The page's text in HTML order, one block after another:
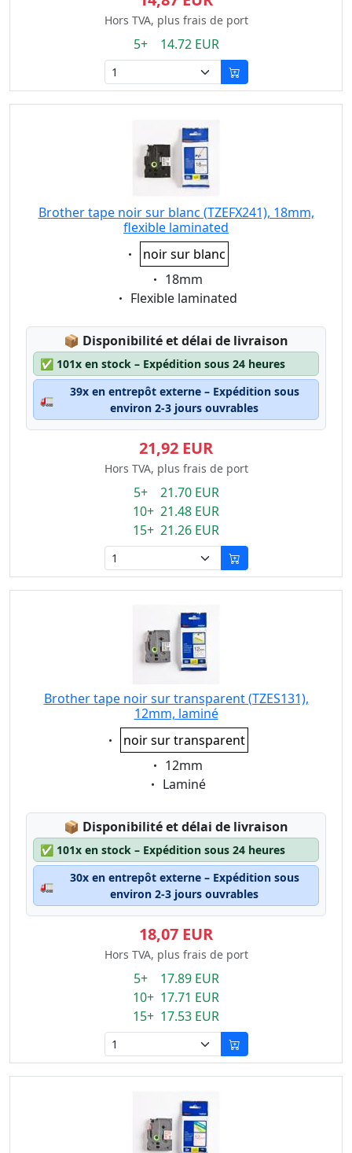
Hors TVA, plus frais de port
5+ 14.72 EUR
Brother tape noir sur blanc (TZEFX241), 18mm,
flexible laminated
Eigenschaft:
noir sur blanc
Eigenschaft:
18mm
Eigenschaft:
Flexible laminated
📦 Lagerstatus:
Disponibilité et délai de livraison
✅ 101x en stock – Expédition sous 24 heures
🚛
39x en entrepôt externe – Expédition sous
environ 2-3 jours ouvrables
21,92 EUR
Hors TVA, plus frais de port
5+ 21.70 EUR
10+ 21.48 EUR
15+ 21.26 EUR
Brother tape noir sur transparent (TZES131),
12mm, laminé
Eigenschaft:
noir sur transparent
Eigenschaft:
12mm
Eigenschaft:
Laminé
📦 Lagerstatus:
Disponibilité et délai de livraison
✅ 101x en stock – Expédition sous 24 heures
🚛
30x en entrepôt externe – Expédition sous
environ 2-3 jours ouvrables
18,07 EUR
Hors TVA, plus frais de port
5+ 17.89 EUR
10+ 17.71 EUR
15+ 17.53 EUR